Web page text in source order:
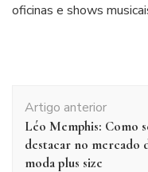
oficinas e shows
de
post
Artigo anterior
Léo Memphis: Como
destacar no mercado
moda plus size